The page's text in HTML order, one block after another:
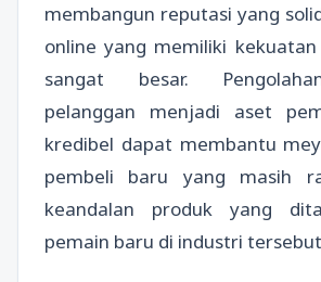
membangun reputasi yang
online yang memiliki
sangat besar.
pelanggan menjadi aset
kredibel dapat membantu
pembeli baru yang masih
keandalan produk yang
pemain baru di industri